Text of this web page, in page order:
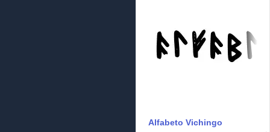
Alfabeto Vichingo